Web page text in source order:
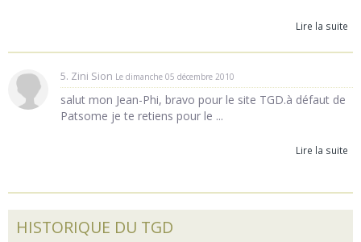
Lire la suite
5. Zini Sion Le dimanche 05 décembre 2010
salut mon Jean-Phi, bravo pour le site TGD.à défaut de
Patsome je te retiens pour le ...
Lire la suite
HISTORIQUE DU TGD